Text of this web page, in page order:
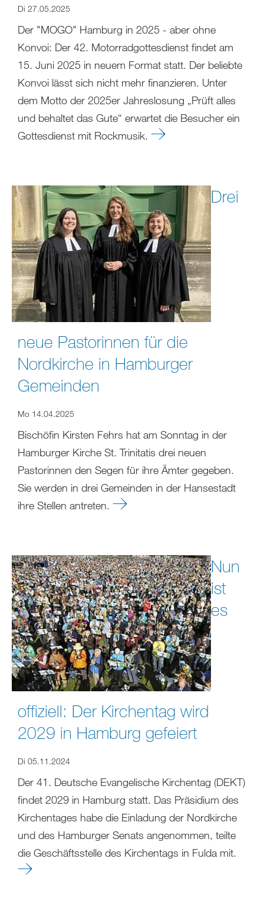
Di 27.05.2025
Der "MOGO" Hamburg in 2025 - aber ohne
Konvoi: Der 42. Motorradgottesdienst findet am
15. Juni 2025 in neuem Format statt. Der beliebte
Konvoi lässt sich nicht mehr finanzieren. Unter
dem Motto der 2025er Jahreslosung „Prüft alles
und behaltet das Gute“ erwartet die Besucher ein
Gottesdienst mit Rockmusik.
Drei
neue Pastorinnen für die
Nordkirche in Hamburger
Gemeinden
Mo 14.04.2025
Bischöfin Kirsten Fehrs hat am Sonntag in der
Hamburger Kirche St. Trinitatis drei neuen
Pastorinnen den Segen für ihre Ämter gegeben.
Sie werden in drei Gemeinden in der Hansestadt
ihre Stellen antreten.
Nun
ist
es
offiziell: Der Kirchentag wird
2029 in Hamburg gefeiert
Di 05.11.2024
Der 41. Deutsche Evangelische Kirchentag (DEKT)
findet 2029 in Hamburg statt. Das Präsidium des
Kirchentages habe die Einladung der Nordkirche
und des Hamburger Senats angenommen, teilte
die Geschäftsstelle des Kirchentags in Fulda mit.